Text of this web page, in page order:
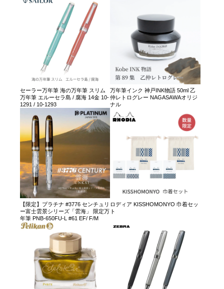
セーラー万年筆 海の万年筆 スリム
万年筆 エルーセラ島 / 腐海 14金 10-
1291 / 10-1293
万年筆インク 神戸INK物語 50ml 乙
仲レトログレー NAGASAWAオリジ
ナル
【限定】プラチナ #3776 センチュリ
ー富士雲景シリーズ「雲海」 限定万
年筆 PNB-650FU-L #61 EF/ F/M
ロディア KISSHOMONYO 巾着セッ
ト